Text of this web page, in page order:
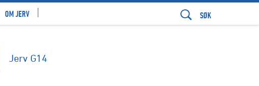
OM JERV SØK
Jerv G14